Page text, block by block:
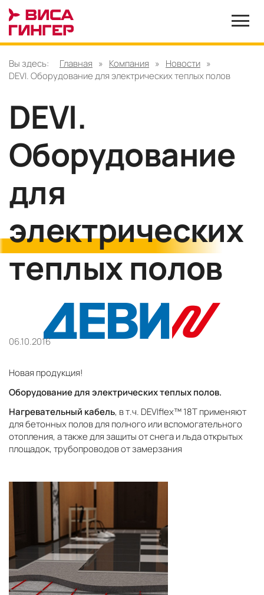
Вы здесь: Главная » Компания » Новости »
DEVI. Оборудование для электрических теплых полов
DEVI.
Оборудование
для
электрических
теплых полов
06.10.2016
Новая продукция!
Оборудование для электрических теплых полов.
Нагревательный кабель, в т.ч. DEVIflex™ 18T применяют
для бетонных полов для полного или вспомогательного
отопления, а также для защиты от снега и льда открытых
площадок, трубопроводов от замерзания